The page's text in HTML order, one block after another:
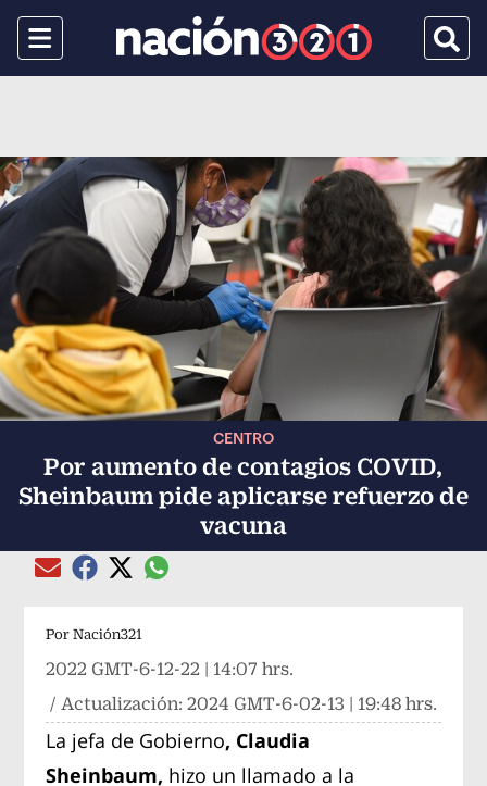
Menu
CENTRO
Por aumento de contagios COVID,
Sheinbaum pide aplicarse refuerzo de
vacuna
Compartir el artículo actual mediante Email
Compartir el artículo actual mediante Facebook
Compartir el artículo actual mediante Twitter
Compartir el artículo actual mediante
Por Nación321
2022 GMT-6-12-22 | 14:07 hrs.
/ Actualización:2024 GMT-6-02-13 | 19:48 hrs.
La jefa de Gobierno, Claudia
Sheinbaum, hizo un llamado a la